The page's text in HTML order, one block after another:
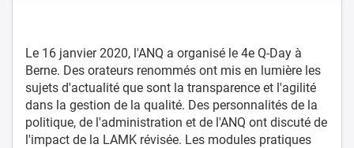
Le 16 janvier 2020, l'ANQ a organisé le 4e Q-Day à
Berne. Des orateurs renommés ont mis en lumière les
sujets d'actualité que sont la transparence et l'agilité
dans la gestion de la qualité. Des personnalités de la
politique, de l'administration et de l'ANQ ont discuté de
l'impact de la LAMK révisée. Les modules pratiques